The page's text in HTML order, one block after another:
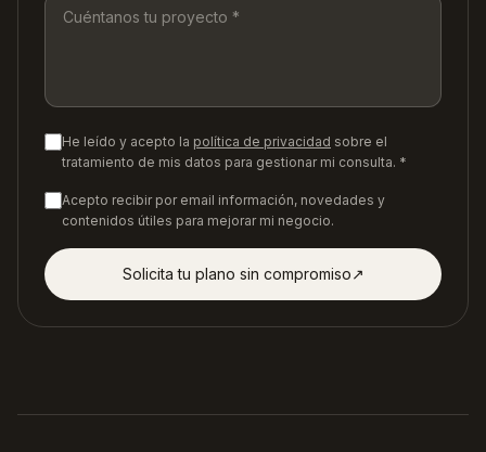
He leído y acepto la política de privacidad sobre el
tratamiento de mis datos para gestionar mi consulta. *
Acepto recibir por email información, novedades y
contenidos útiles para mejorar mi negocio.
Solicita tu plano sin compromiso↗︎